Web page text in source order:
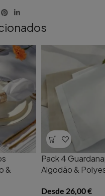
&
Pack 4
Algodão &
Desde 26,00€